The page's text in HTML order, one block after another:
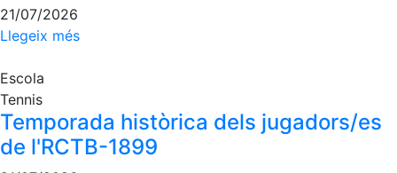
21/07/2026
Llegeix més
Escola
Tennis
Temporada històrica dels jugadors/es
de l'RCTB-1899